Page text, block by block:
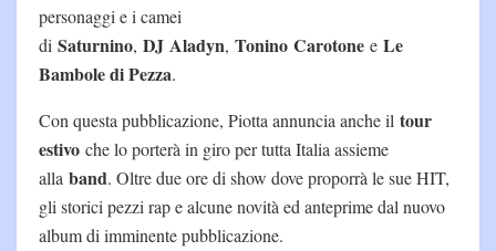
personaggi e i camei
di Saturnino, DJ Aladyn, Tonino Carotone e Le
Bambole di Pezza.
Con questa pubblicazione, Piotta annuncia anche il tour
estivo che lo porterà in giro per tutta Italia assieme
alla band. Oltre due ore di show dove proporrà le sue HIT,
gli storici pezzi rap e alcune novità ed anteprime dal nuovo
album di imminente pubblicazione.